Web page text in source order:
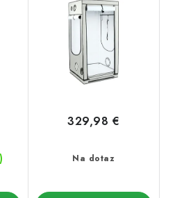
Na dotaz
329,98 €